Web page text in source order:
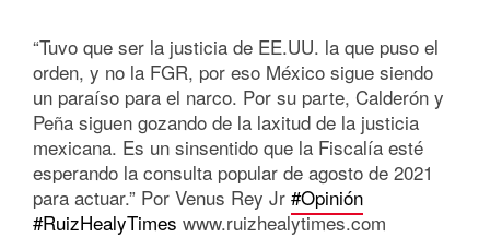
“Tuvo que ser la justicia de EE.UU. la que puso el
orden, y no la FGR, por eso México sigue siendo
un paraíso para el narco. Por su parte, Calderón y
Peña siguen gozando de la laxitud de la justicia
mexicana. Es un sinsentido que la Fiscalía esté
esperando la consulta popular de agosto de 2021
para actuar.” Por Venus Rey Jr #Opinión
#RuizHealyTimes www.ruizhealytimes.com